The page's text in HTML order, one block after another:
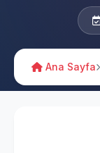
Ana Sayfa